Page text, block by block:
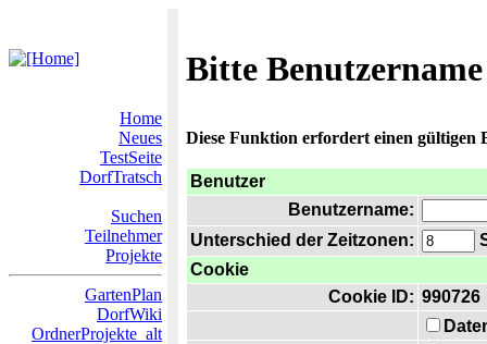
Bitte
Home
Neues
TestSeite
DorfTratsch
Suchen
Teilnehmer
Projekte
GartenPlan
DorfWiki
OrdnerProjekte_alt
Diese Funktion erfordert einen gültigen
Benutzer
Benutzername:
Unterschied der Zeitzonen:
Cookie
Cookie ID: 990726